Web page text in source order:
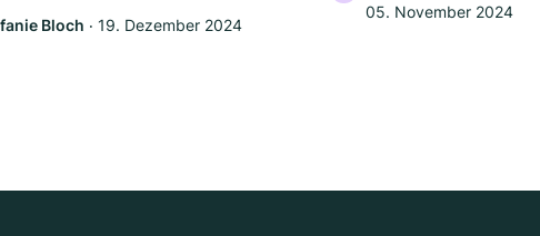
Bloch ‧ 19. Dezember 2024
05. November 2024